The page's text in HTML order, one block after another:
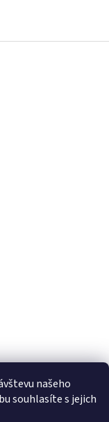
našeho
souhlasíte s jejich